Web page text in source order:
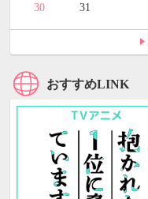
30 31
おすすめLINK